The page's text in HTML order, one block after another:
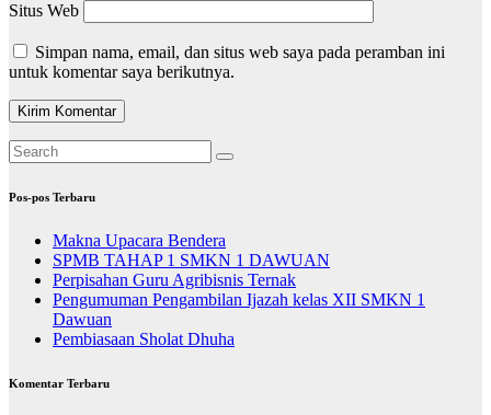
Situs Web
Simpan nama, email, dan situs web saya pada peramban ini
untuk komentar saya berikutnya.
Pos-pos Terbaru
Makna Upacara Bendera
SPMB TAHAP 1 SMKN 1 DAWUAN
Perpisahan Guru Agribisnis Ternak
Pengumuman Pengambilan Ijazah kelas XII SMKN 1
Dawuan
Pembiasaan Sholat Dhuha
Komentar Terbaru